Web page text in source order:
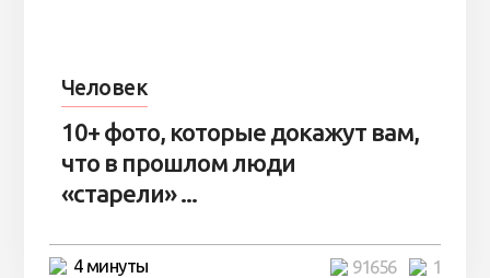
Человек
10+ фото, которые докажут вам,
что в прошлом люди
«старели» ...
4 минуты 1
91656